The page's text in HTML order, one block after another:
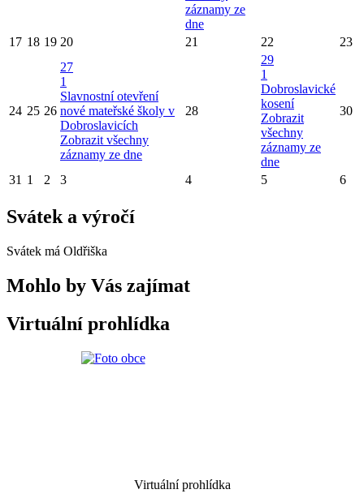
záznamy ze
dne
17 18 19 20 21 22 23
24 25 26
27
1
Slavnostní otevření
nové mateřské školy v
Dobroslavicích
Zobrazit všechny
záznamy ze dne
28
29
1
Dobroslavické
kosení
Zobrazit
všechny
záznamy ze
dne
30
31 1 2 3 4 5 6
Svátek a výročí
Svátek má Oldřiška
Mohlo by Vás zajímat
Virtuální prohlídka
Virtuální prohlídka